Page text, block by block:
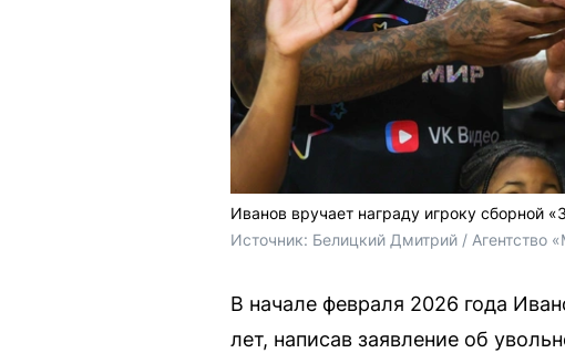
Иванов вручает награду игроку сборной
Источник: Белицкий Дмитрий / Агентство
В начале февраля 2026 года
лет, написав заявление об